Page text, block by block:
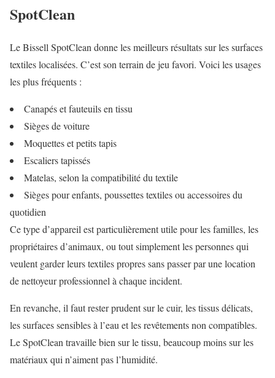
SpotClean
Le Bissell SpotClean donne les meilleurs résultats sur les surfaces
textiles localisées. C’est son terrain de jeu favori. Voici les usages
les plus fréquents :
Canapés et fauteuils en tissu
Sièges de voiture
Moquettes et petits tapis
Escaliers tapissés
Matelas, selon la compatibilité du textile
Sièges pour enfants, poussettes textiles ou accessoires du
quotidien
Ce type d’appareil est particulièrement utile pour les familles, les
propriétaires d’animaux, ou tout simplement les personnes qui
veulent garder leurs textiles propres sans passer par une location
de nettoyeur professionnel à chaque incident.
En revanche, il faut rester prudent sur le cuir, les tissus délicats,
les surfaces sensibles à l’eau et les revêtements non compatibles.
Le SpotClean travaille bien sur le tissu, beaucoup moins sur les
matériaux qui n’aiment pas l’humidité.